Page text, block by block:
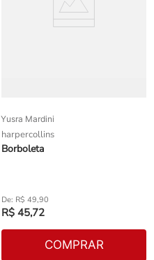
Yusra Mardini
harpercollins
Borboleta
R$ 49,90
R$ 45,72
COMPRAR